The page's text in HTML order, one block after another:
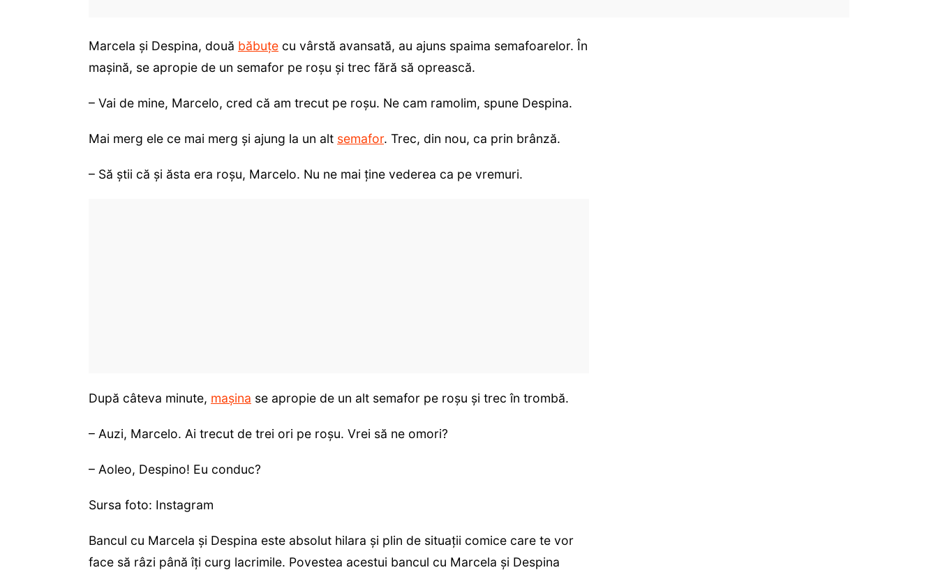
Marcela și Despina, două băbuțe cu vârstă avansată, au ajuns spaima semafoarelor. În
mașină, se apropie de un semafor pe roșu și trec fără să oprească.
– Vai de mine, Marcelo, cred că am trecut pe roșu. Ne cam ramolim, spune Despina.
Mai merg ele ce mai merg și ajung la un alt semafor. Trec, din nou, ca prin brânză.
– Să știi că și ăsta era roșu, Marcelo. Nu ne mai ține vederea ca pe vremuri.
După câteva minute, mașina se apropie de un alt semafor pe roșu și trec în trombă.
– Auzi, Marcelo. Ai trecut de trei ori pe roșu. Vrei să ne omori?
– Aoleo, Despino! Eu conduc?
Sursa foto: Instagram
Bancul cu Marcela și Despina este absolut hilara și plin de situații comice care te vor
face să râzi până îți curg lacrimile. Povestea acestui bancul cu Marcela și Despina